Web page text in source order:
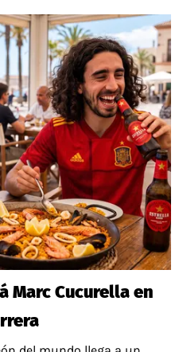
Marc Cucurella en